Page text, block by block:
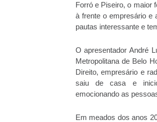
Forró e Piseiro, o maior
à frente o empresário e
pautas interessante e
O apresentador André
Metropolitana de Belo
Direito, empresário e
saiu de casa e
emocionando as
Em meados dos anos